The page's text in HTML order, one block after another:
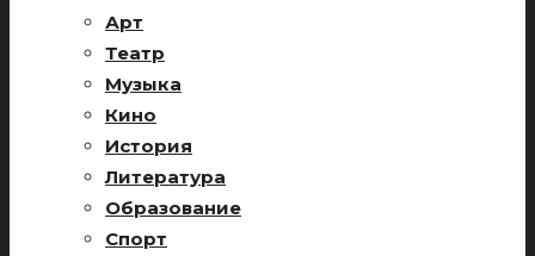
Арт
Театр
Музыка
Кино
История
Литература
Образование
Спорт